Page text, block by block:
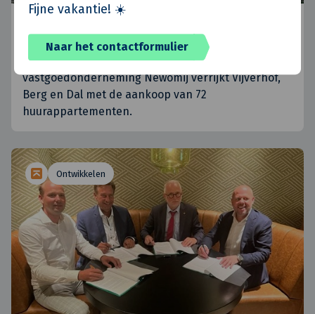
Fijne vakantie! ☀️
Naar het contactformulier
120 nieuwe woningen in Berg en Dal
Woningcorporatie Oosterpoort en
vastgoedonderneming Newomij verrijkt Vijverhof,
Berg en Dal met de aankoop van 72
huurappartementen.
Ontwikkelen